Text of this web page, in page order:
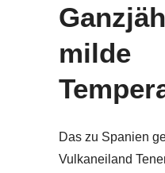
milde
Das zu Spanien
Vulkaneiland